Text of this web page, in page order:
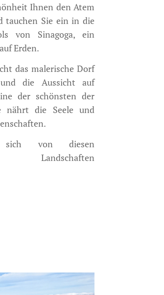
Ihnen den Atem
tauchen Sie ein in die
von Sinagoga, ein
Erden.
das malerische Dorf
die Aussicht auf
der schönsten der
die Seele und
von diesen
Landschaften